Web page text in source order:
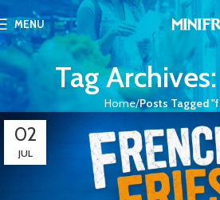
MENU
Tag
Home Posts Tagged
02
JUL